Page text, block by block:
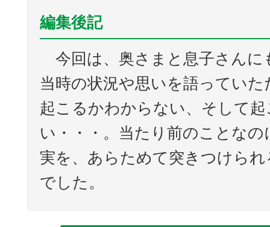
編集後記
今回は、奥さまと息子さんに
当時の状況や思いを語ってい
起こるかわからない、そして
い・・・。当たり前のことな
実を、あらためて突きつけら
でした。